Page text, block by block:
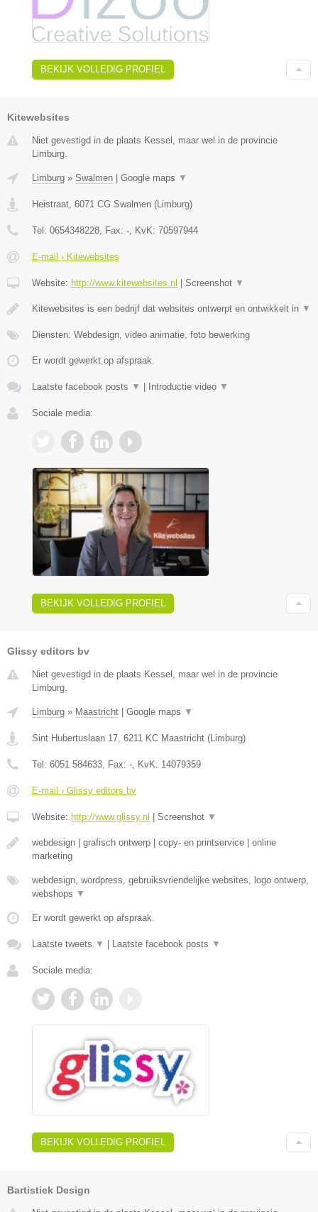
BEKIJK VOLLEDIG PROFIEL
Kitewebsites
Niet gevestigd in de plaats Kessel, maar wel in de provincie
Limburg.
Limburg » Swalmen Google maps ▼
Heistraat, 6071 CG Swalmen (Limburg)
Tel: 0654348228, Fax: -, KvK: 70597944
E-mail › Kitewebsites
Website: http://www.kitewebsites.nl Screenshot ▼
Kitewebsites is een bedrijf dat websites ontwerpt en ontwikkelt in ▼
Diensten: Webdesign, video animatie, foto bewerking
Er wordt gewerkt op afspraak.
Laatste facebook posts ▼ Introductie video ▼
Sociale media:
BEKIJK VOLLEDIG PROFIEL
Glissy editors bv
Niet gevestigd in de plaats Kessel, maar wel in de provincie
Limburg.
Limburg » Maastricht Google maps ▼
Sint Hubertuslaan 17 6211 KC Maastricht ( Limburg)
Tel: 6051 584633 , Fax: - , KvK: 14079359
E-mail › Glissy editors bv
Website: http://www.glissy.nl Screenshot ▼
webdesign | grafisch ontwerp | copy- en printservice | online
marketing
webdesign, wordpress, gebruiksvriendelijke websites, logo ontwerp,
webshops ▼
Er wordt gewerkt op afspraak.
Laatste tweets ▼ Laatste facebook posts ▼
Sociale media:
BEKIJK VOLLEDIG PROFIEL
Bartistiek Design